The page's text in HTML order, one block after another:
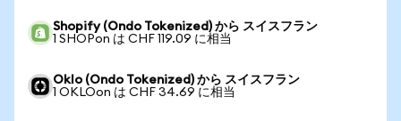
Shopify (Ondo Tokenized) から スイスフラン
1 SHOPon は CHF 119.09 に相当
Oklo (Ondo Tokenized) から スイスフラン
1 OKLOon は CHF 34.69 に相当